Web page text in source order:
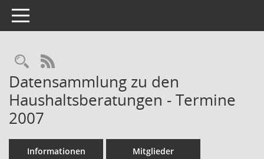
Toggle navigation
Rechercheauswahl
RSS-Feed
Datensammlung zu den
Haushaltsberatungen - Termine
2007
Informationen Mitglieder